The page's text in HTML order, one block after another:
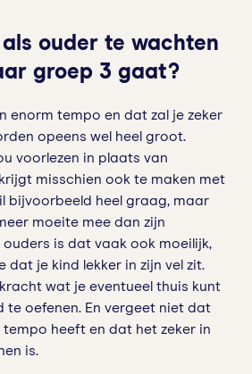
ouder te wachten
groep 3 gaat?
enorm tempo en dat zal je zeker
opeens wel heel groot.
voorlezen in plaats van
misschien ook te maken met
bijvoorbeeld heel graag, maar
moeite mee dan zijn
ouders is dat vaak ook moeilijk,
dat je kind lekker in zijn vel zit.
wat je eventueel thuis kunt
te oefenen. En vergeet niet dat
tempo heeft en dat het zeker in
is.